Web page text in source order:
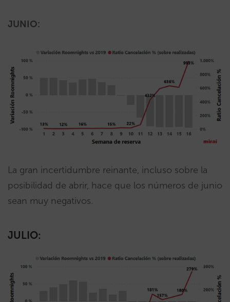
JUNIO:
La gran incertidumbre reinante, incluso sobre la
posibilidad de abrir, hace que los números de junio
sean muy negativos.
JULIO: